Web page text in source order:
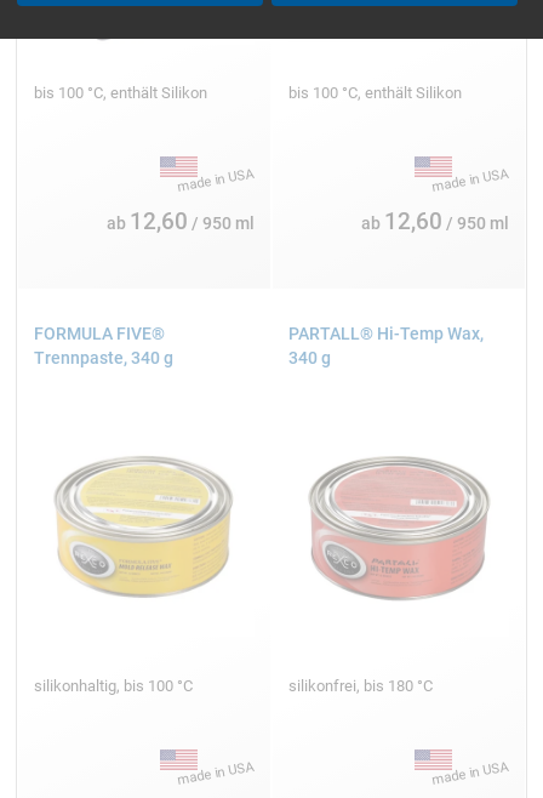
bis 100 °C, enthält Silikon
ab 12,60 / 950 ml
bis 100 °C, enthält Silikon
ab 12,60 / 950 ml
FORMULA FIVE®
Trennpaste, 340 g
silikonhaltig, bis 100 °C
PARTALL® Hi-Temp Wax,
340 g
silikonfrei, bis 180 °C